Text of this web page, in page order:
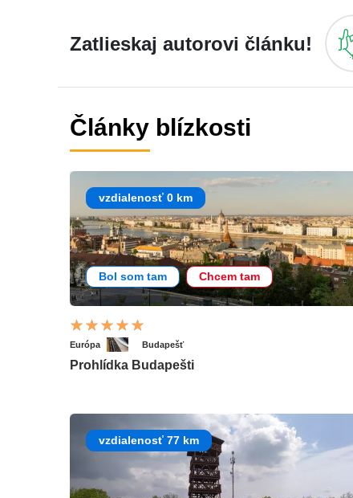
Zatlieskaj autorovi článku!
Články blízkosti
vzdialenosť 0 km
Bol som tam Chcem tam
Európa Budapešť
Prohlídka Budapešti
vzdialenosť 77 km